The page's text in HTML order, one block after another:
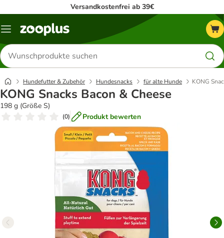
Versandkostenfrei ab 39€
Menü
Produkte
suchen
Hundefutter & Zubehör Hundesnacks für alte Hunde KONG
KONG Snacks Bacon & Cheese
198 g (Größe S)
(0) Produkt bewerten